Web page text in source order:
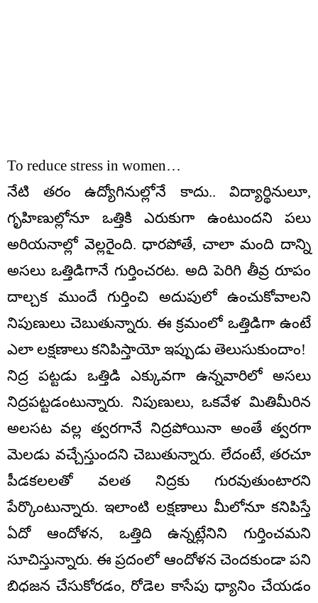
To reduce stress in women…
నేటి తరం ఉద్యోగినుల్లోనే కాదు.. విద్యార్థినులూ,
గృహిణుల్లోనూ ఒత్తికి ఎరుకుగా ఉంటుందని పలు
అరియనాల్లో వెల్లరైంది. ధారపోతే, చాలా మంది దాన్ని
అసలు ఒత్తిడిగానే గుర్తించరట. అది పెరిగి తీవ్ర రూపం
దాల్చక ముందే గుర్తించి అదుపులో ఉంచుకోవాలని
నిపుణులు చెబుతున్నారు. ఈ క్రమంలో ఒత్తిడిగా ఉంటే
ఎలా లక్షణాలు కనిపిస్తాయో ఇప్పుడు తెలుసుకుందాం!
నిద్ర పట్టడు ఒత్తిడి ఎక్కువగా ఉన్నవారిలో అసలు
నిద్రపట్టడంటున్నారు. నిపుణులు, ఒకవేళ మితిమీరిన
అలసట వల్ల త్వరగానే నిద్రపోయినా అంతే త్వరగా
మెలడు వచ్చేస్తుందని చెబుతున్నారు. లేదంటే, తరచూ
పీడకలలతో వలత నిద్రకు గురవుతుంటారని
పేర్కొంటున్నారు. ఇలాంటి లక్షణాలు మీలోనూ కనిపిస్తే
ఏదో ఆందోళన, ఒత్తిది ఉన్నట్లేనిని గుర్తించమని
సూచిస్తున్నారు. ఈ ప్రదంలో ఆందోళన చెందకుండా పని
బిధజన చేసుకోరడం, రోడెల కాసేపు ధ్యానిం చేయడం